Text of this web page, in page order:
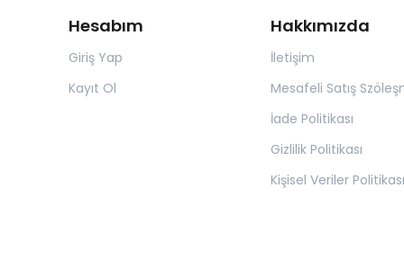
Hesabım
Giriş Yap
Kayıt Ol
Hakkımızda
İletişim
Mesafeli Satış
İade Politikası
Gizlilik Politikası
Kişisel Veriler Politikası